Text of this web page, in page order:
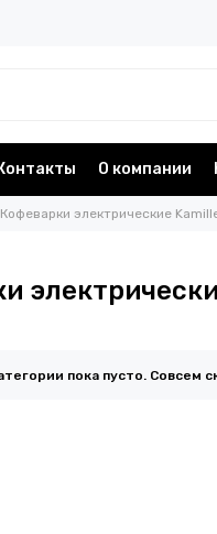
О компании
Кофеварки электрические
пока пусто. Совсем